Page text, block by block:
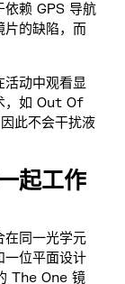
依赖 GPS 导航
片的缺陷，而
动中观看显
，如 Out Of
此不会干扰液
起工作
在同一光学元
一位平面设计
The One 镜